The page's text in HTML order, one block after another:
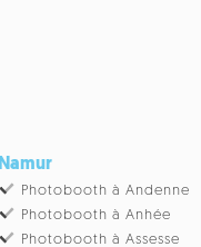
Namur
Photobooth à Andenne
Photobooth à Anhée
Photobooth à Assesse